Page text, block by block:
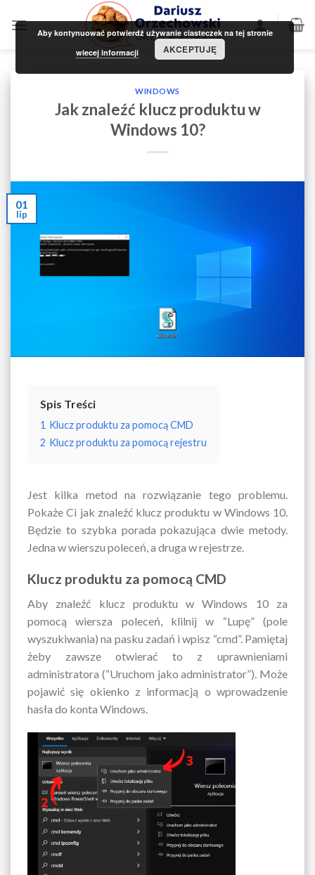
WINDOWS
Jak znaleźć klucz produktu w
Windows 10?
01
lip
Spis Treści
1 Klucz produktu za pomocą CMD
2 Klucz produktu za pomocą rejestru
Jest kilka metod na rozwiązanie tego problemu.
Pokaże Ci jak znaleźć klucz produktu w Windows 10.
Będzie to szybka porada pokazująca dwie metody.
Jedna w wierszu poleceń, a druga w rejestrze.
Klucz produktu za pomocą CMD
Aby znaleźć klucz produktu w Windows 10 za
pomocą wiersza poleceń, klilnij w “Lupę” (pole
wyszukiwania) na pasku zadań i wpisz “cmd”. Pamiętaj
żeby zawsze otwierać to z uprawnieniami
administratora (“Uruchom jako administrator”). Może
pojawić się okienko z informacją o wprowadzenie
hasła do konta Windows.
Aby kontynuować potwierdź używanie ciasteczek na tej stronie
wiecej informacji
AKCEPTUJĘ